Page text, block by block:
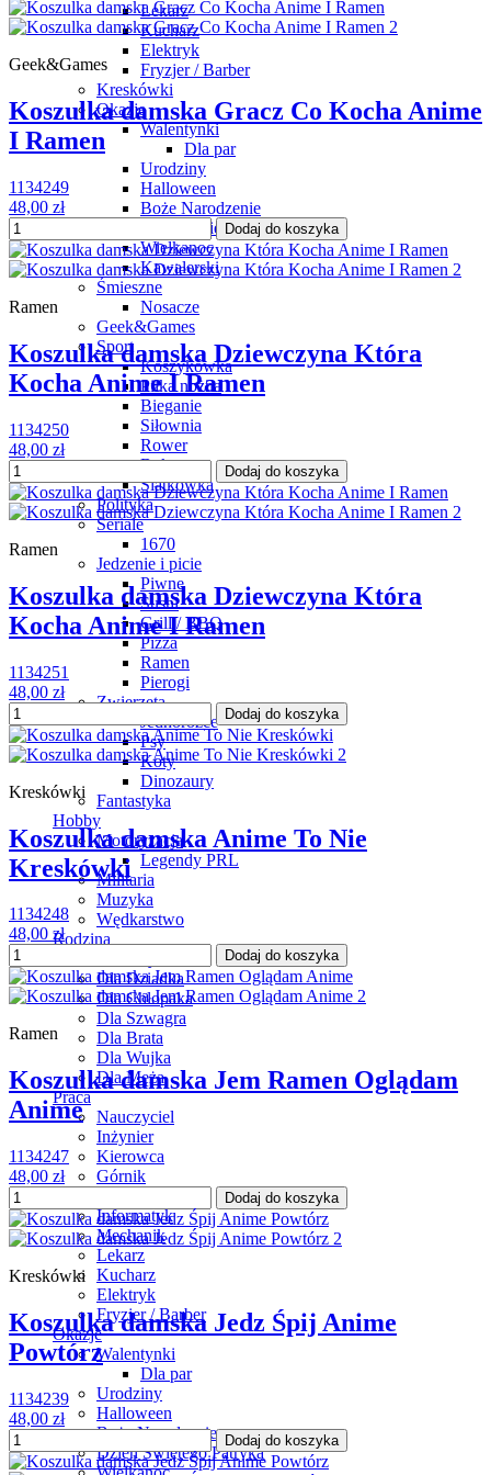
Lekarz
Kucharz
Elektryk
Fryzjer / Barber
Kreskówki
Okazje
Walentynki
Dla par
Urodziny
Halloween
Boże Narodzenie
Dzień Świętego Patryka
Wielkanoc
Kawalerski
Śmieszne
Nosacze
Geek&Games
Sport
Koszykówka
Piłka nożna
Bieganie
Siłownia
Rower
Boks
Siatkówka
Polityka
Seriale
1670
Jedzenie i picie
Piwne
Sushi
Grill / BBQ
Pizza
Ramen
Pierogi
Zwierzęta
Jednorożce
Psy
Koty
Dinozaury
Fantastyka
Hobby
Motoryzacja
Legendy PRL
Militaria
Muzyka
Wędkarstwo
Rodzina
Dla Dziadka
Dla Chłopaka
Dla Szwagra
Dla Brata
Dla Wujka
Dla Męża
Praca
Nauczyciel
Inżynier
Kierowca
Górnik
Informatyk
Mechanik
Lekarz
Kucharz
Elektryk
Fryzjer / Barber
Okazje
Walentynki
Dla par
Urodziny
Halloween
Boże Narodzenie
Dzień Świętego Patryka
Geek&Games
Koszulka damska Gracz Co Kocha Anime
I Ramen
1134249
48,00 zł
Dodaj do koszyka
Ramen
Koszulka damska Dziewczyna Która
Kocha Anime I Ramen
1134250
48,00 zł
Dodaj do koszyka
Ramen
Koszulka damska Dziewczyna Która
Kocha Anime I Ramen
1134251
48,00 zł
Dodaj do koszyka
Kreskówki
Koszulka damska Anime To Nie
Kreskówki
1134248
48,00 zł
Dodaj do koszyka
Ramen
Koszulka damska Jem Ramen Oglądam
Anime
1134247
48,00 zł
Dodaj do koszyka
Kreskówki
Koszulka damska Jedz Śpij Anime
Powtórz
1134239
48,00 zł
Dodaj do koszyka